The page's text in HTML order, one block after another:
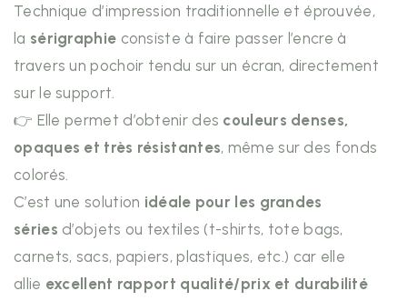
Technique d’impression traditionnelle et éprouvée,
la sérigraphie consiste à faire passer l’encre à
travers un pochoir tendu sur un écran, directement
sur le support.
👉 Elle permet d’obtenir des couleurs denses,
opaques et très résistantes, même sur des fonds
colorés.
C’est une solution idéale pour les grandes
séries d’objets ou textiles (t-shirts, tote bags,
carnets, sacs, papiers, plastiques, etc.) car elle
allie excellent rapport qualité/prix et durabilité